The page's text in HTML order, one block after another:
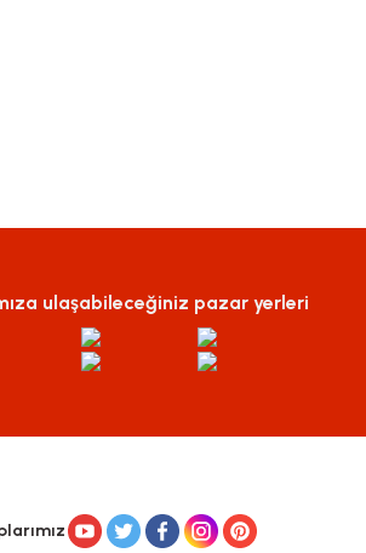
ulaşabileceğiniz pazar yerleri